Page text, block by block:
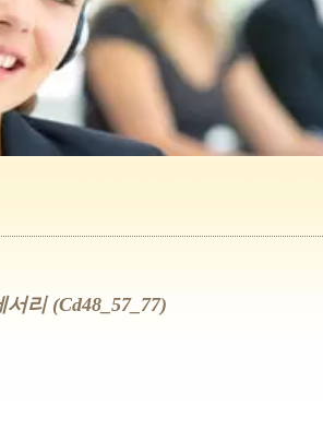
리 (cd48_57_77)